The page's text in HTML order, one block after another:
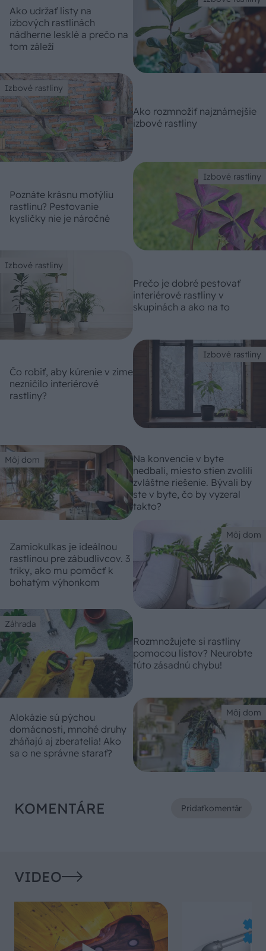
Ako udržať listy na
izbových rastlinách
nádherne lesklé a prečo na
tom záleží
Izbové rastliny
Ako rozmnožiť najznámejšie
izbové rastliny
Izbové rastliny
Poznáte krásnu motýliu
rastlinu? Pestovanie
kysličky nie je náročné
Izbové rastliny
Prečo je dobré pestovať
interiérové rastliny v
skupinách a ako na to
Izbové rastliny
Čo robiť, aby kúrenie v zime
nezničilo interiérové
rastliny?
Môj dom
Na konvencie v byte
nedbali, miesto stien zvolili
zvláštne riešenie. Bývali by
ste v byte, čo by vyzeral
takto?
Môj dom
Zamiokulkas je ideálnou
rastlinou pre zábudlivcov. 3
triky, ako mu pomôcť k
bohatým výhonkom
Záhrada
Rozmnožujete si rastliny
pomocou listov? Neurobte
túto zásadnú chybu!
Môj dom
Alokázie sú pýchou
domácnosti, mnohé druhy
zháňajú aj zberatelia! Ako
sa o ne správne starať?
KOMENTÁRE Pridaťkomentár
VIDEO